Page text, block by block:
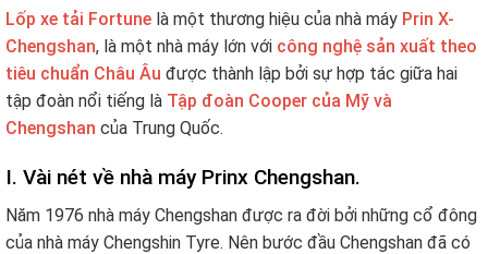
Lốp xe tải Fortune là một thương hiệu của nhà máy Prin X-
Chengshan, là một nhà máy lớn với công nghệ sản xuất theo
tiêu chuẩn Châu Âu được thành lập bởi sự hợp tác giữa hai
tập đoàn nổi tiếng là Tập đoàn Cooper của Mỹ và
Chengshan của Trung Quốc.
I. Vài nét về nhà máy Prinx Chengshan.
Năm 1976 nhà máy Chengshan được ra đời bởi những cổ đông
của nhà máy Chengshin Tyre. Nên bước đầu Chengshan đã có